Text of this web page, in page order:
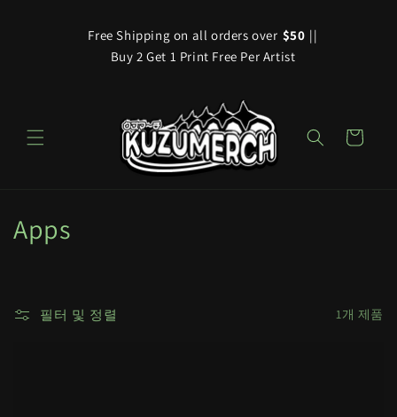
Free Shipping on all orders over $50 ||
Buy 2 Get 1 Print Free Per Artist
트
컬
Apps
필터 및 정렬 1개 제품